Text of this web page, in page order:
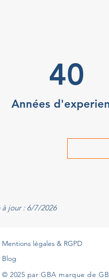
40
Années
à jour : 6/7/2026
Mentions légales & RGPD
Blog
© 2025 par GBA marque de